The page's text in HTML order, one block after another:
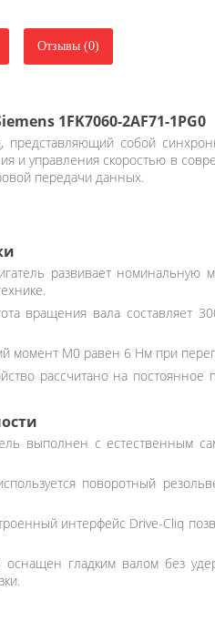
Отзывы (0)
1FK7060-2AF71-1PG0
представляющий собой
и управления скоростью в
передачи данных.
развивает номинальную
вращения вала составляет
момент M0 равен 6 Нм при
рассчитано на
выполнен с естественным
поворотный
интерфейс Drive-Cliq
оснащен гладким валом без